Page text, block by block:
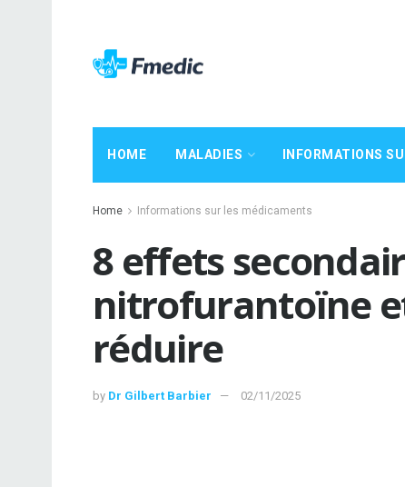
HOME MALADIES INFORMATIONS
Home Informations sur les médicaments
8 effets
nitrofurantoïne
réduire
by Dr Gilbert Barbier 02/11/2025